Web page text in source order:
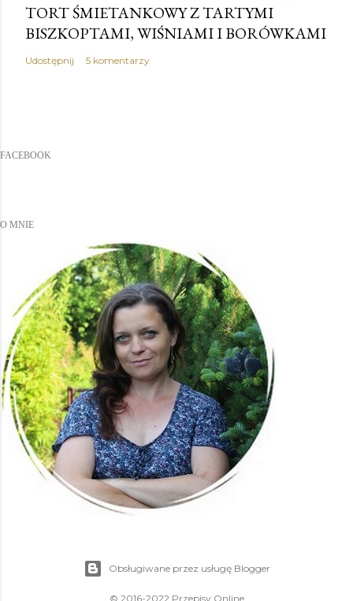
TORT ŚMIETANKOWY Z TARTYMI
BISZKOPTAMI, WIŚNIAMI I BORÓWKAMI
Udostępnij 5 komentarzy
FACEBOOK
O MNIE
Obsługiwane przez usługę Blogger
© 2016-2022 Przepisy Online